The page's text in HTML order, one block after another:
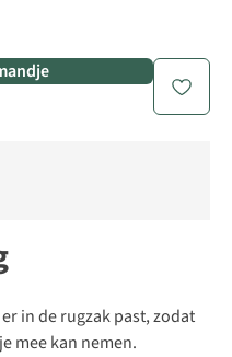
in de rugzak past, zodat
mee kan nemen.